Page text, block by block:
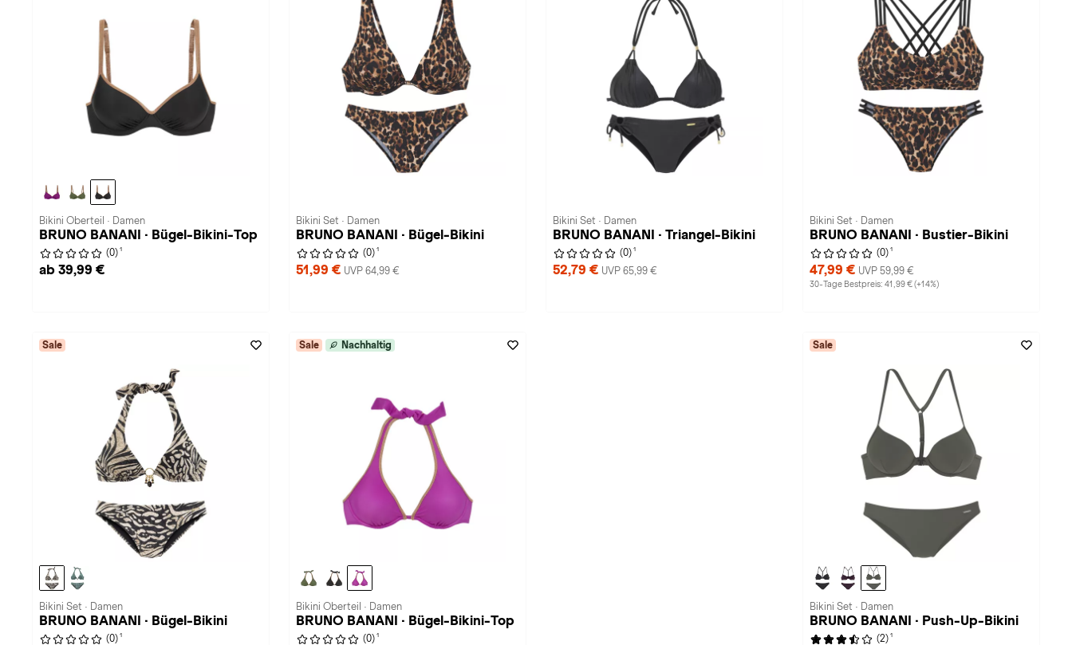
Bikini Oberteil · Damen
BRUNO BANANI · Bügel-Bikini-Top
(0) 1
ab 39,99 €
Bikini Set · Damen
BRUNO BANANI · Bügel-Bikini
(0) 1
51,99 € UVP 64,99 €
Bikini Set · Damen
BRUNO BANANI · Triangel-Bikini
(0) 1
52,79 € UVP 65,99 €
Bikini Set · Damen
BRUNO BANANI · Bustier-Bikini
(0) 1
47,99 € UVP 59,99 €
30-Tage Bestpreis: 41,99 € (+14%)
Sale
Bikini Set · Damen
BRUNO BANANI · Bügel-Bikini
(0) 1
Sale Nachhaltig
Bikini Oberteil · Damen
BRUNO BANANI · Bügel-Bikini-Top
(0) 1
Sale
Bikini Set · Damen
BRUNO BANANI · Push-Up-Bikini
(2) 1